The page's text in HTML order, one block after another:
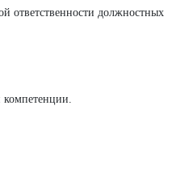
ответственности должностных
компетенции.